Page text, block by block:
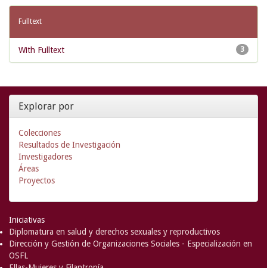
Fulltext
3
With Fulltext
Explorar por
Colecciones
Resultados de Investigación
Investigadores
Áreas
Proyectos
Iniciativas
Diplomatura en salud y derechos sexuales y reproductivos
Dirección y Gestión de Organizaciones Sociales - Especialización en
OSFL